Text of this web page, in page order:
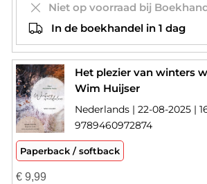
Niet op voorraad bij
In de boekhandel in 1 dag
Het plezier van winters
Wim Huijser
Nederlands | 22-08-2025 |
9789460972874
Paperback / softback
€9,99